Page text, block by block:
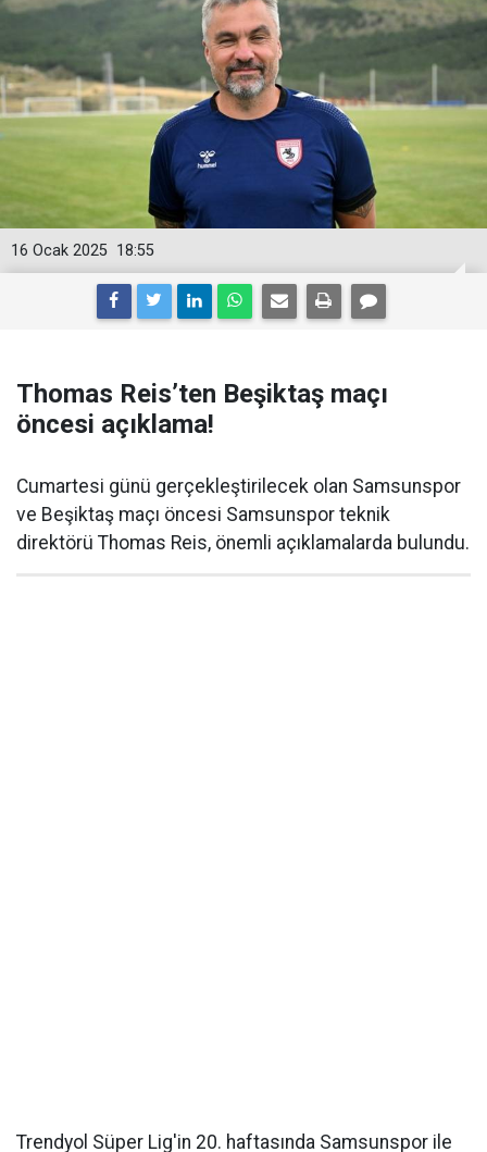
18:55
16 Ocak 2025
Thomas Reis’ten Beşiktaş maçı
öncesi açıklama!
Cumartesi günü gerçekleştirilecek olan Samsunspor
ve Beşiktaş maçı öncesi Samsunspor teknik
direktörü Thomas Reis, önemli açıklamalarda bulundu.
Trendyol Süper Lig'in 20. haftasında Samsunspor ile